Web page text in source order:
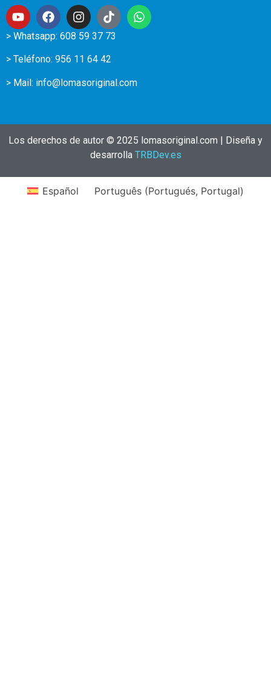
> Whatsapp: 608 59 37 73
> Teléfono: 956 11 64 42
> Mail: info@lomasoriginal.com
Los derechos de autor © 2025 lomasoriginal.com | Diseña y
desarrolla TRBDev.es
Español Português(Portugués, Portugal)